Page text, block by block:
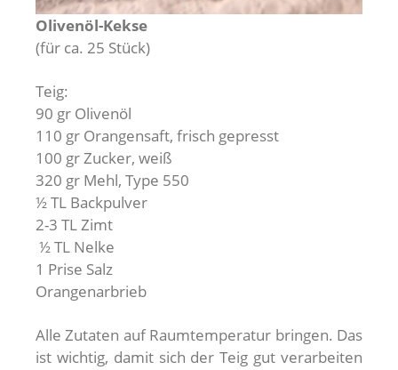
Olivenöl-Kekse
(für ca. 25 Stück)
Teig:
90 gr Olivenöl
110 gr Orangensaft, frisch gepresst
100 gr Zucker, weiß
320 gr Mehl, Type 550
½ TL Backpulver
2-3 TL Zimt
½ TL Nelke
1 Prise Salz
Orangenarbrieb
Alle Zutaten auf Raumtemperatur bringen. Das
ist wichtig, damit sich der Teig gut verarbeiten